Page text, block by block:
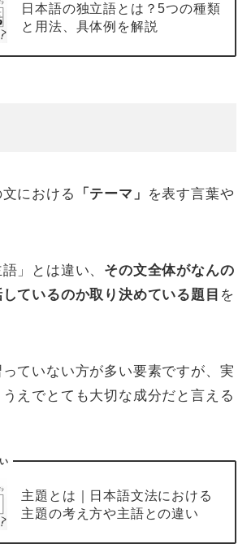
日本語の独立語とは？5つの種類
と用法、具体例を解説
における 「テーマ」
を表す言葉や
」とは違い、 その文全体がなんの
ているのか取り決めている題目 を
ていない方が多い要素ですが、実
えでとても大切な成分だと言える
主題とは｜日本語文法における
主題の考え方や主語との違い